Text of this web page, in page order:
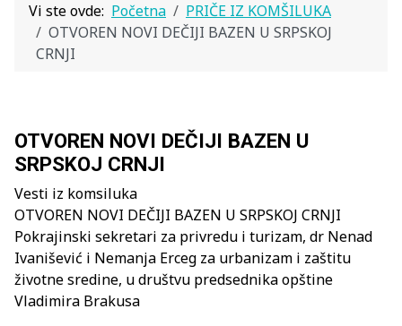
Vi ste ovde: Početna
PRIČE IZ KOMŠILUKA
OTVOREN NOVI DEČIJI BAZEN U SRPSKOJ
CRNJI
OTVOREN NOVI DEČIJI BAZEN U
SRPSKOJ CRNJI
Vesti iz komsiluka
OTVOREN NOVI DEČIJI BAZEN U SRPSKOJ CRNJI
Pokrajinski sekretari za privredu i turizam, dr Nenad
Ivanišević i Nemanja Erceg za urbanizam i zaštitu
životne sredine, u društvu predsednika opštine
Vladimira Brakusa